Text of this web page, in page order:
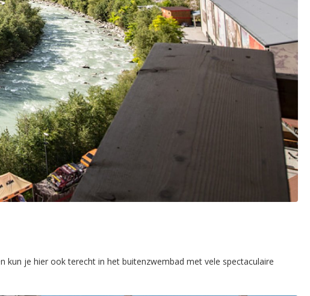
kun je hier ook terecht in het buitenzwembad met vele spectaculaire